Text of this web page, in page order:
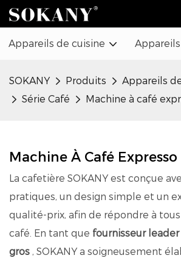
Appareils de cuisine
SOKANY Produits
Appareils
Série Café
Machine à café
Machine À Café Expresso
La cafetière SOKANY est conçue
pratiques, un design simple et un
qualité-prix, afin de répondre à
café. En tant que fournisseur
gros , SOKANY a soigneusement